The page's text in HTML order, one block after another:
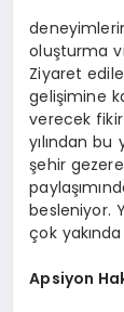
oluşturma
Ziyaret
gelişimine
verecek fikir
yılından
şehir
besleniyor.
çok
Apsiyon